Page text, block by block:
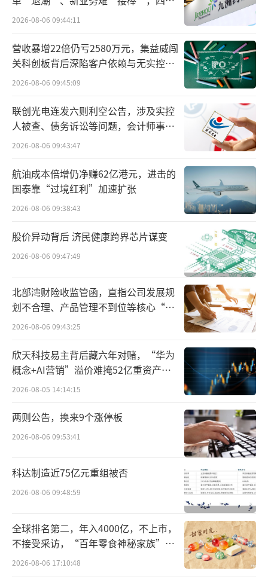
代增程是什么样的。这些车企路线和态度转变
的原因很明显——销量不佳。
在里程焦虑依然存在的今天，以理想、问
界为代表的增程赛道的火热，为这些纯电车企
提供了获得销量的机会赛道。而今年在纯电产
品上吃瘪的理想，也表态所有纯电产品延迟到
明年发布，销售重点回归增程L系列。
对比上述品牌，极氪要做增程的消息显然
更令人意外。在目前的纯电新品牌中，极氪是
除了埃安和蔚来外，卖得最好的品牌。而随着3
月份新款001的投放，极氪销量增速更加迅猛。
在刚刚过去的5月份，极氪交付量达18,616辆，
创单月交付新高。
既然单靠纯电产品就取得了不错的销量，
那极氪为什么还要被视为“落后技术”的增程
呢？关键还是在未来的增长上。根据中汽协数
据，4月份，新能源车销量68.4万辆，同比上升
38.32%，环比下降3.2%。其中，纯电车型销
量同比增长25%，插电混动车型同比增长6
增速明显高于纯电。
在极氪当下的销量结构中，001占据着绝对
的销量大头，而X、007和009三款车型的销量
则一直在走下坡路。根据第三方统计的2024年1
月1日—2024年5月26日的新势力车型销量TOP
10榜单中，001被一众插混和增程车型包围，这
既说明了001自身足够能打的产品力，也表明其
面临竞争的严峻。
难关待闯
2026-08-06 09:44:11
营收暴增22倍仍亏2580万元，集益威闯
关科创板背后深陷客户依赖与无实控人
困局
2026-08-06 09:45:09
联创光电连发六则利空公告，涉及实控
人被查、债务诉讼等问题，会计师事务
所曾出具“保留意见”
2026-08-06 09:43:47
航油成本倍增仍净赚62亿港元，进击的
国泰靠“过境红利”加速扩张
2026-08-06 09:38:43
股价异动背后 济民健康跨界芯片谋变
2026-08-06 09:47:49
北部湾财险收监管函，直指公司发展规
划不合理、产品管理不到位等核心“痛
点”
2026-08-06 09:43:25
欣天科技易主背后藏六年对赌，“华为
概念+AI营销”溢价难掩52亿重资产考
验
2026-08-05 14:14:15
两则公告，换来9个涨停板
2026-08-06 09:53:41
科达制造近75亿元重组被否
2026-08-06 09:48:59
全球排名第二，年入4000亿，不上市，
不接受采访，“百年零食神秘家族”浮
出水面？
2026-08-06 17:10:48